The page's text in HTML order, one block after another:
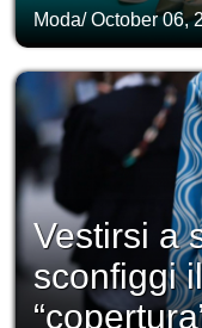
Moda/October 06,
Vestirsi a
sconfiggi